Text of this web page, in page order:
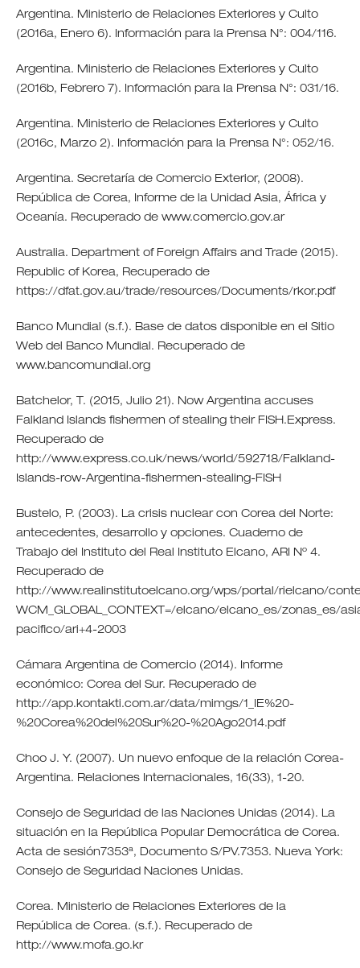
Argentina. Ministerio de Relaciones Exteriores y Culto
(2016a, Enero 6). Información para la Prensa N°: 004/116.
Argentina. Ministerio de Relaciones Exteriores y Culto
(2016b, Febrero 7). Información para la Prensa N°: 031/16.
Argentina. Ministerio de Relaciones Exteriores y Culto
(2016c, Marzo 2). Información para la Prensa N°: 052/16.
Argentina. Secretaría de Comercio Exterior, (2008).
República de Corea, Informe de la Unidad Asia, África y
Oceanía. Recuperado de www.comercio.gov.ar
Australia. Department of Foreign Affairs and Trade (2015).
Republic of Korea, Recuperado de
https://dfat.gov.au/trade/resources/Documents/rkor.pdf
Banco Mundial (s.f.). Base de datos disponible en el Sitio
Web del Banco Mundial. Recuperado de
www.bancomundial.org
Batchelor, T. (2015, Julio 21). Now Argentina accuses
Falkland Islands fishermen of stealing their FISH.Express.
Recuperado de
http://www.express.co.uk/news/world/592718/Falkland-
Islands-row-Argentina-fishermen-stealing-FISH
Bustelo, P. (2003). La crisis nuclear con Corea del Norte:
antecedentes, desarrollo y opciones. Cuaderno de
Trabajo del Instituto del Real Instituto Elcano, ARI Nº 4.
Recuperado de
http://www.realinstitutoelcano.org/wps/portal/rielcano/
WCM_GLOBAL_CONTEXT=/elcano/elcano_es/zonas_es/
pacifico/ari+4-2003
Cámara Argentina de Comercio (2014). Informe
económico: Corea del Sur. Recuperado de
http://app.kontakti.com.ar/data/mimgs/1_IE%20-
%20Corea%20del%20Sur%20-%20Ago2014.pdf
Choo J. Y. (2007). Un nuevo enfoque de la relación Corea-
Argentina. Relaciones Internacionales, 16(33), 1-20.
Consejo de Seguridad de las Naciones Unidas (2014). La
situación en la República Popular Democrática de Corea.
Acta de sesión7353ª, Documento S/PV.7353. Nueva York:
Consejo de Seguridad Naciones Unidas.
Corea. Ministerio de Relaciones Exteriores de la
República de Corea. (s.f.). Recuperado de
http://www.mofa.go.kr